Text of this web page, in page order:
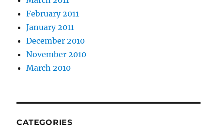
February 2011
January 2011
December 2010
November 2010
March 2010
CATEGORIES